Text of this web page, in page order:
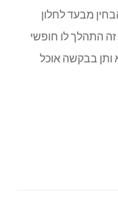
מבעד לחלון
התהלך לו חופשי
בבקשה אוכל